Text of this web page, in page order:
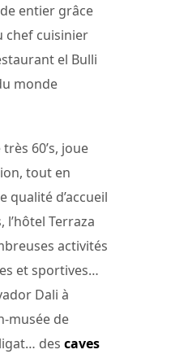
entier grâce
chef cuisinier
el Bulli
monde
60’s, joue
tout en
qualité d’accueil
l’hôtel Terraza
activités
et sportives…
Dali à
musée de
des caves